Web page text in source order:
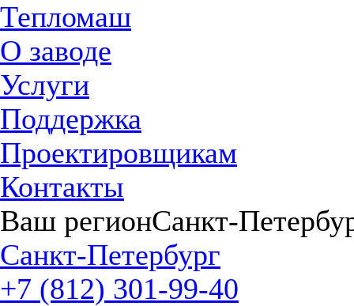
Тепломаш
О заводе
Услуги
Поддержка
Проектировщикам
Контакты
Ваш регионСанкт-
Санкт-Петербург
+7 (812) 301-99-40